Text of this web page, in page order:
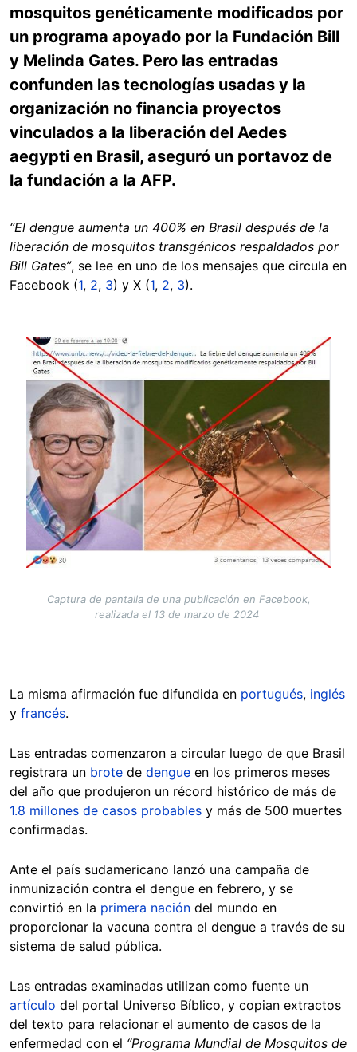
mosquitos genéticamente modificados por
un programa apoyado por la Fundación Bill
y Melinda Gates. Pero las entradas
confunden las tecnologías usadas y la
organización no financia proyectos
vinculados a la liberación del Aedes
aegypti en Brasil, aseguró un portavoz de
la fundación a la AFP.
“El dengue aumenta un 400% en Brasil después de la
liberación de mosquitos transgénicos respaldados por
Bill Gates”, se lee en uno de los mensajes que circula en
Facebook (1, 2, 3) y X (1, 2, 3).
Image
Captura de pantalla de una publicación en Facebook,
realizada el 13 de marzo de 2024
La misma afirmación fue difundida en portugués, inglés
y francés.
Las entradas comenzaron a circular luego de que Brasil
registrara un brote de dengue en los primeros meses
del año que produjeron un récord histórico de más de
1.8 millones de casos probables y más de 500 muertes
confirmadas.
Ante el país sudamericano lanzó una campaña de
inmunización contra el dengue en febrero, y se
convirtió en la primera nación del mundo en
proporcionar la vacuna contra el dengue a través de su
sistema de salud pública.
Las entradas examinadas utilizan como fuente un
artículo del portal Universo Bíblico, y copian extractos
del texto para relacionar el aumento de casos de la
enfermedad con el “Programa Mundial de Mosquitos de